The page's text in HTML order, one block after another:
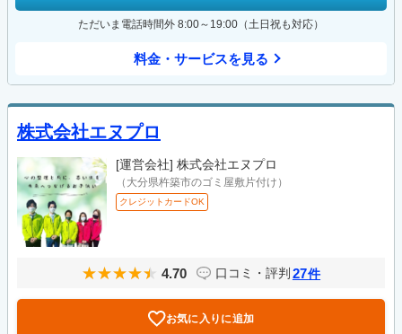
ただいま電話時間外 8:00～19:00（土日祝も対応）
料金・サービスを見る
株式会社エヌプロ
[運営会社] 株式会社エヌプロ
（大分県杵築市のゴミ屋敷片付け）
クレジットカードOK
4.70 口コミ・評判 27件
お気に入りに追加